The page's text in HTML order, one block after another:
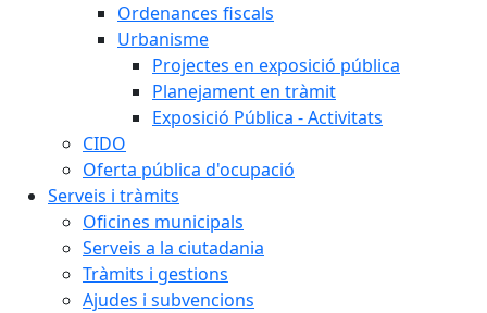
Ordenances fiscals
Urbanisme
Projectes en exposició pública
Planejament en tràmit
Exposició Pública - Activitats
CIDO
Oferta pública d'ocupació
Serveis i tràmits
Oficines municipals
Serveis a la ciutadania
Tràmits i gestions
Ajudes i subvencions